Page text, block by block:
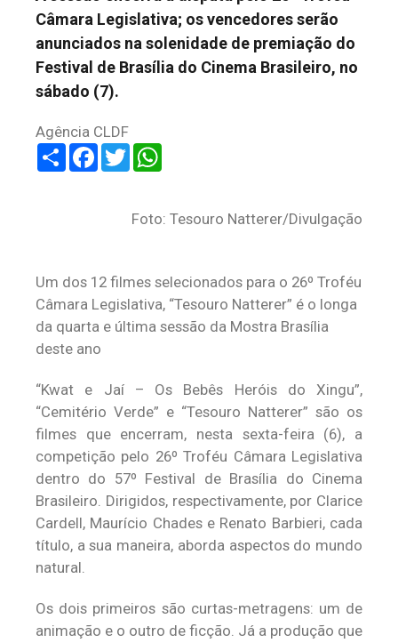
Câmara Legislativa; os vencedores serão
anunciados na solenidade de premiação do
Festival de Brasília do Cinema Brasileiro, no
sábado (7).
Agência CLDF
ShareFacebook
Twitter
Foto: Tesouro Natterer/Divulgação
Um dos 12 filmes selecionados para o 26º Troféu
Câmara Legislativa, “Tesouro Natterer” é o longa
da quarta e última sessão da Mostra Brasília
deste ano
“Kwat e Jaí – Os Bebês Heróis do Xingu”,
“Cemitério Verde” e “Tesouro Natterer” são os
filmes que encerram, nesta sexta-feira (6), a
competição pelo 26º Troféu Câmara Legislativa
dentro do 57º Festival de Brasília do Cinema
Brasileiro. Dirigidos, respectivamente, por Clarice
Cardell, Maurício Chades e Renato Barbieri, cada
título, a sua maneira, aborda aspectos do mundo
natural.
Os dois primeiros são curtas-metragens: um de
animação e o outro de ficção. Já a produção que